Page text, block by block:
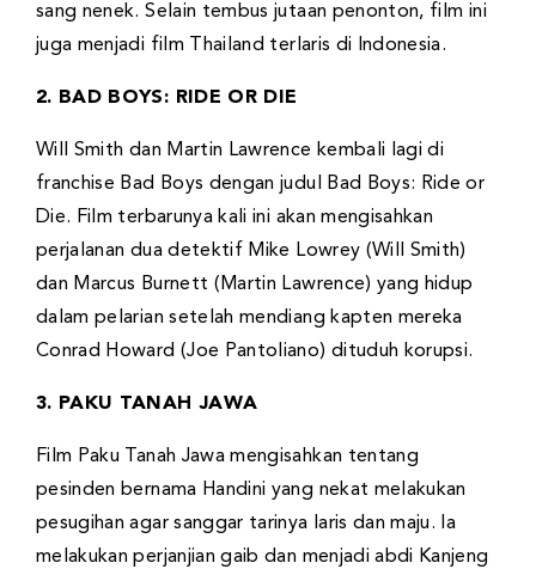
sang nenek. Selain tembus jutaan penonton, film ini
juga menjadi film Thailand terlaris di Indonesia.
2. BAD BOYS: RIDE OR DIE
Will Smith dan Martin Lawrence kembali lagi di
franchise Bad Boys dengan judul Bad Boys: Ride or
Die. Film terbarunya kali ini akan mengisahkan
perjalanan dua detektif Mike Lowrey (Will Smith)
dan Marcus Burnett (Martin Lawrence) yang hidup
dalam pelarian setelah mendiang kapten mereka
Conrad Howard (Joe Pantoliano) dituduh korupsi.
3. PAKU TANAH JAWA
Film Paku Tanah Jawa mengisahkan tentang
pesinden bernama Handini yang nekat melakukan
pesugihan agar sanggar tarinya laris dan maju. Ia
melakukan perjanjian gaib dan menjadi abdi Kanjeng